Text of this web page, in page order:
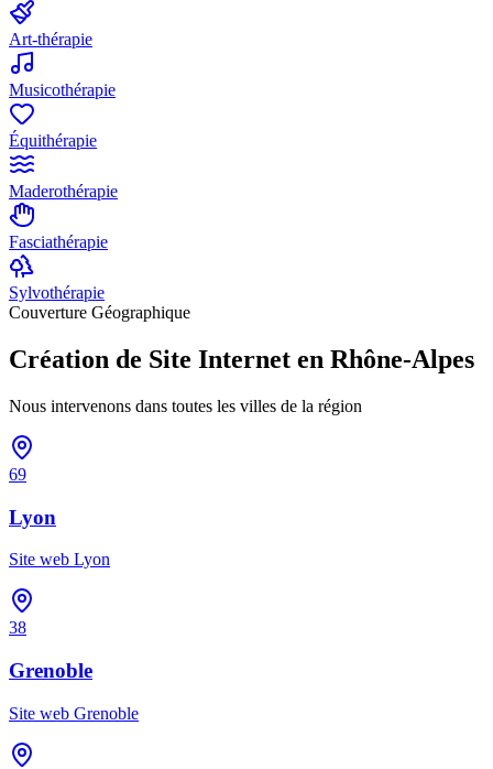
Art-thérapie
Musicothérapie
Équithérapie
Maderothérapie
Fasciathérapie
Sylvothérapie
Couverture Géographique
Création de Site Internet en Rhône-Alpes
Nous intervenons dans toutes les villes de la région
69
Lyon
Site web Lyon
38
Grenoble
Site web Grenoble